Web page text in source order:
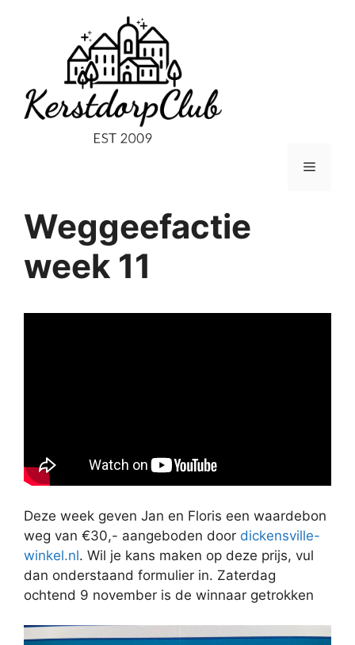
Menu
Weggeefactie
week 11
Deze week geven Jan en Floris een waardebon
weg van €30,- aangeboden door dickensville-
winkel.nl. Wil je kans maken op deze prijs, vul
dan onderstaand formulier in. Zaterdag
ochtend 9 november is de winnaar getrokken